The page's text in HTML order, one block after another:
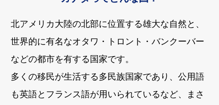
北アメリカ大陸の北部に位置する雄大な自然と、
世界的に有名なオタワ・トロント・バンクーバー
などの都市を有する国家です。
多くの移民が生活する多民族国家であり、公用語
も英語とフランス語が用いられているなど、まさ